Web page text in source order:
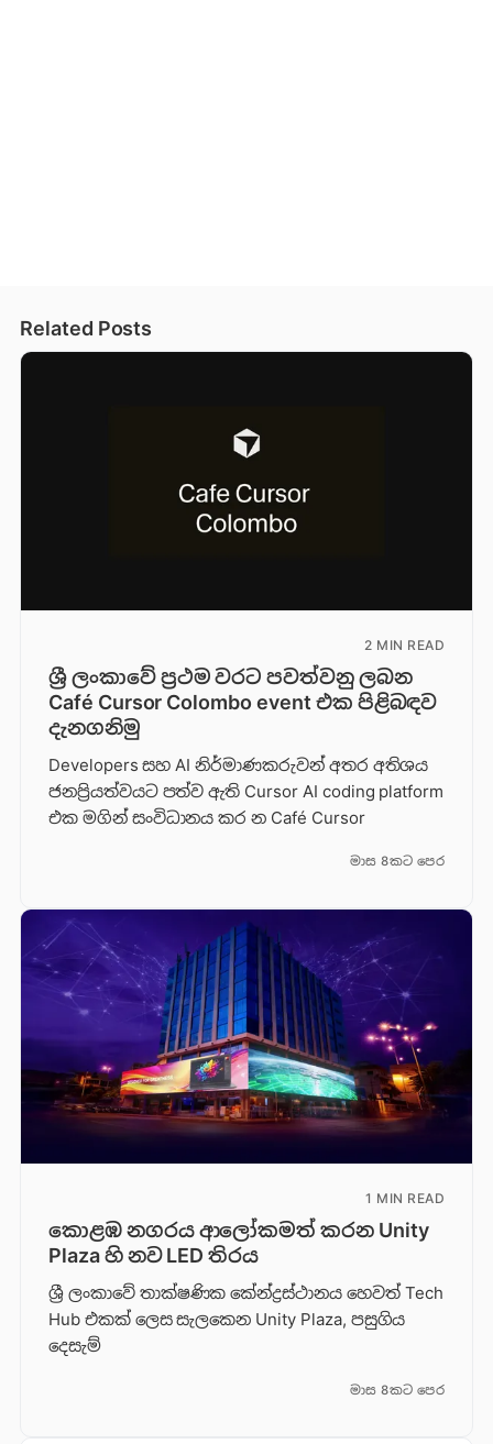
Related Posts
2 MIN READ
ශ්‍රී ලංකාවේ ප්‍රථම වරට පවත්වනු ලබන
Café Cursor Colombo event එක පිළිබඳව
දැනගනිමු
Developers සහ AI නිර්මාණකරුවන් අතර අතිශය
ජනප්‍රියත්වයට පත්ව ඇති Cursor AI coding platform
එක මගින් සංවිධානය කර න Café Cursor
මාස 8කට පෙර
1 MIN READ
කොළඹ නගරය ආලෝකමත් කරන Unity
Plaza හි නව LED තිරය
ශ්‍රී ලංකාවේ තාක්ෂණික කේන්ද්‍රස්ථානය හෙවත් Tech
Hub එකක් ලෙස සැලකෙන Unity Plaza, පසුගිය
දෙසැම්
මාස 8කට පෙර